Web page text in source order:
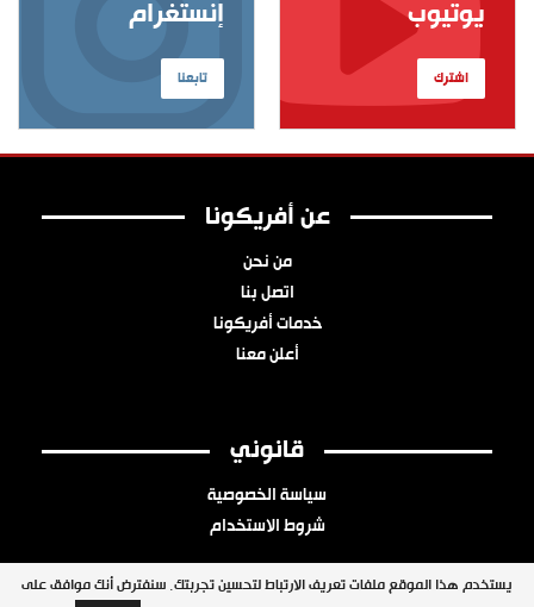
إنستغرام
تابعنا
يوتيوب
اشترك
عن أفريكونا
من نحن
اتصل بنا
خدمات أفريكونا
أعلن معنا
قانوني
سياسة الخصوصية
شروط الاستخدام
يستخدم هذا الموقع ملفات تعريف الارتباط لتحسين تجربتك. سنفترض أنك موافق على